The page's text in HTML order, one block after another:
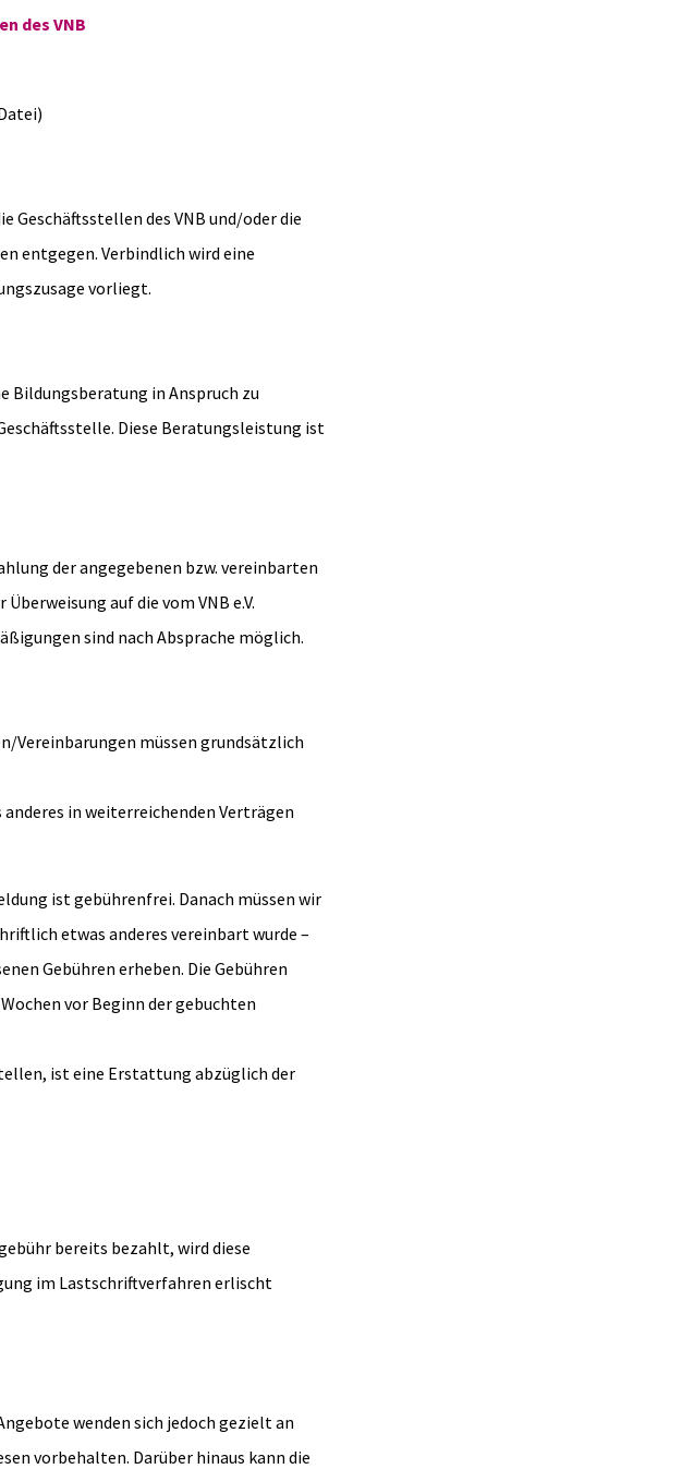
des VNB
Geschäftsstellen des VNB und/oder die
entgegen. Verbindlich wird eine
vorliegt.
Bildungsberatung in Anspruch zu
Diese Beratungsleistung ist
der angegebenen bzw. vereinbarten
auf die vom VNB e.V.
sind nach Absprache möglich.
Vereinbarungen müssen grundsätzlich
in weiterreichenden Verträgen
ist gebührenfrei. Danach müssen wir
etwas anderes vereinbart wurde –
Gebühren erheben. Die Gebühren
vor Beginn der gebuchten
ist eine Erstattung abzüglich der
bereits bezahlt, wird diese
im Lastschriftverfahren erlischt
wenden sich jedoch gezielt an
vorbehalten. Darüber hinaus kann die